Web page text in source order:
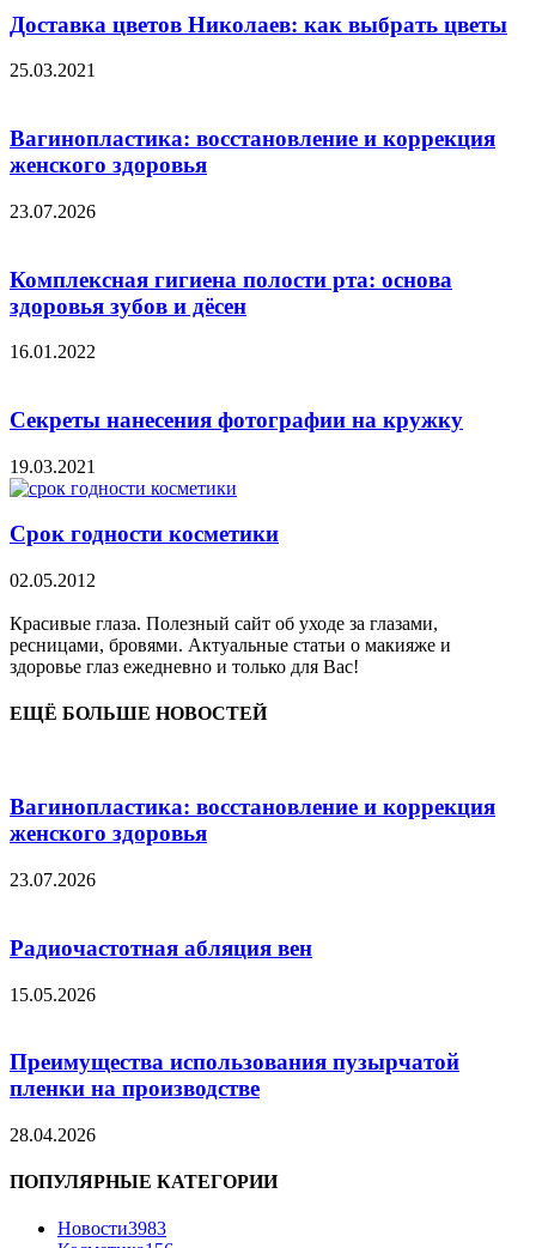
Доставка цветов Николаев: как выбрать цветы
25.03.2021
Вагинопластика: восстановление и коррекция
женского здоровья
23.07.2026
Комплексная гигиена полости рта: основа
здоровья зубов и дёсен
16.01.2022
Секреты нанесения фотографии на кружку
19.03.2021
Срок годности косметики
02.05.2012
Красивые глаза. Полезный сайт об уходе за глазами,
ресницами, бровями. Актуальные статьи о макияже и
здоровье глаз ежедневно и только для Вас!
ЕЩЁ БОЛЬШЕ НОВОСТЕЙ
Вагинопластика: восстановление и коррекция
женского здоровья
23.07.2026
Радиочастотная абляция вен
15.05.2026
Преимущества использования пузырчатой
пленки на производстве
28.04.2026
ПОПУЛЯРНЫЕ КАТЕГОРИИ
Новости3983